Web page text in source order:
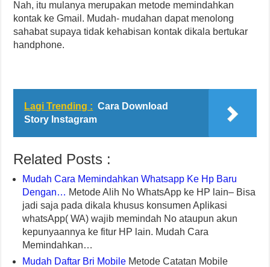
Nah, itu mulanya merupakan metode memindahkan
kontak ke Gmail. Mudah- mudahan dapat menolong
sahabat supaya tidak kehabisan kontak dikala bertukar
handphone.
Lagi Trending : Cara Download
Story Instagram
Related Posts :
Mudah Cara Memindahkan Whatsapp Ke Hp Baru
Dengan… Metode Alih No WhatsApp ke HP lain– Bisa
jadi saja pada dikala khusus konsumen Aplikasi
whatsApp( WA) wajib memindah No ataupun akun
kepunyaannya ke fitur HP lain. Mudah Cara
Memindahkan…
Mudah Daftar Bri Mobile Metode Catatan Mobile